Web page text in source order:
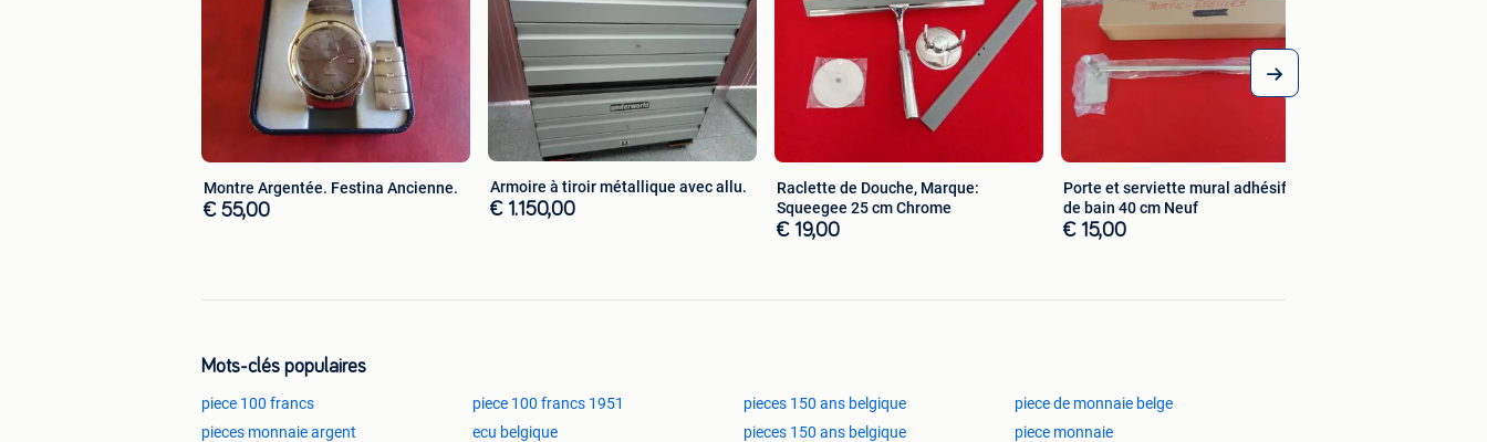
Montre Argentée. Festina Ancienne.
€ 55,00
Armoire à tiroir métallique avec allu.
€ 1.150,00
Raclette de Douche, Marque:
Squeegee 25 cm Chrome
€ 19,00
Porte et serviette mural adhésif salle
de bain 40 cm Neuf
€ 15,00
Mots-clés populaires
piece 100 francs piece 100 francs 1951 pieces 150 ans belgique
piece de monnaie belge
pieces monnaie argent
ecu belgique pieces 150 ans belgique
piece monnaie